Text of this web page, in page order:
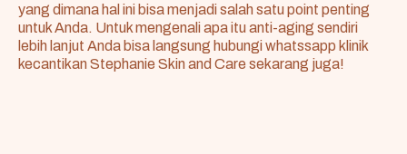
yang dimana hal ini bisa menjadi salah satu point penting
untuk Anda. Untuk mengenali apa itu anti-aging sendiri
lebih lanjut Anda bisa langsung hubungi whatssapp klinik
kecantikan Stephanie Skin and Care sekarang juga!